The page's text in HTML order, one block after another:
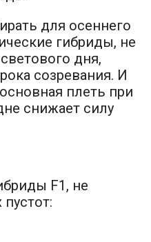
для осеннего
гибриды, не
дня,
созревания. И
плеть при
снижает силу
F1, не